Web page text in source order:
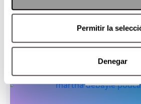
Permitir la
Denegar
AGOSTO 21, 2015
ESTO TE
PODCAST